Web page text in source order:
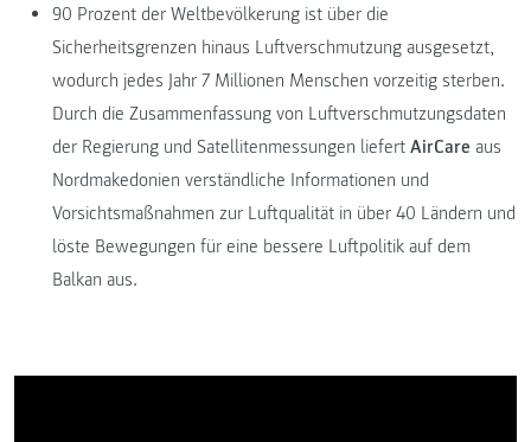
90 Prozent der Weltbevölkerung ist über die
Sicherheitsgrenzen hinaus Luftverschmutzung ausgesetzt,
wodurch jedes Jahr 7 Millionen Menschen vorzeitig sterben.
Durch die Zusammenfassung von Luftverschmutzungsdaten
der Regierung und Satellitenmessungen liefert AirCare aus
Nordmakedonien verständliche Informationen und
Vorsichtsmaßnahmen zur Luftqualität in über 40 Ländern und
löste Bewegungen für eine bessere Luftpolitik auf dem
Balkan aus.